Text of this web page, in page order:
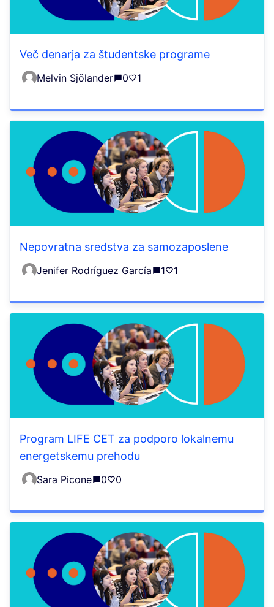
Več denarja za študentske programe
Melvin Sjölander 0 1
Nepovratna sredstva za samozaposlene
Jenifer Rodríguez García 1 1
Program LIFE CET za podporo lokalnemu
energetskemu prehodu
Sara Picone 0 0